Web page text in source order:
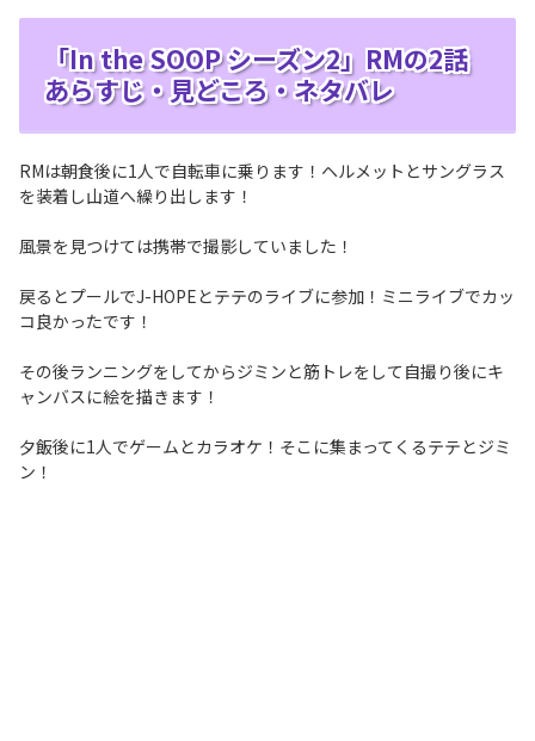
「In the SOOP シーズン2」RMの2話
あらすじ・見どころ・ネタバレ
RMは朝食後に1人で自転車に乗ります！ヘルメットとサングラス
を装着し山道へ繰り出します！
風景を見つけては携帯で撮影していました！
戻るとプールでJ-HOPEとテテのライブに参加！ミニライブでカッ
コ良かったです！
その後ランニングをしてからジミンと筋トレをして自撮り後にキ
ャンバスに絵を描きます！
夕飯後に1人でゲームとカラオケ！そこに集まってくるテテとジミ
ン！